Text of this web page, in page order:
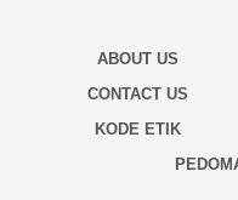
ABOUT US
CONTACT US
KODE ETIK